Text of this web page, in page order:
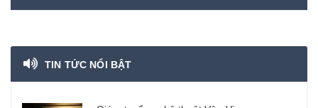
TIN TỨC NỔI BẬT